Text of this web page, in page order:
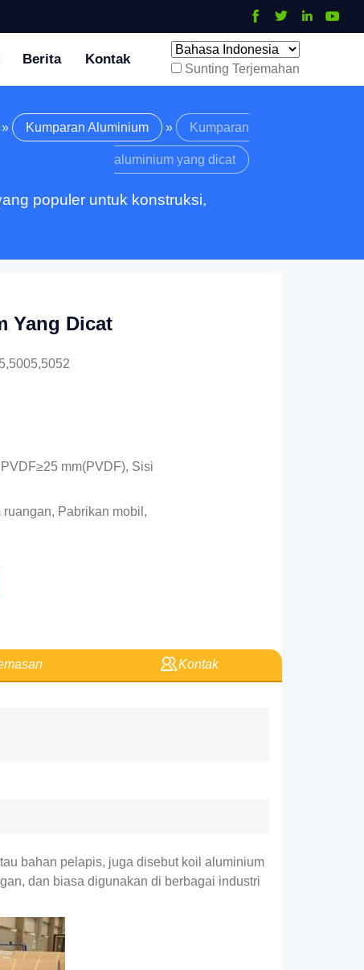
Berita Kontak
Sunting Terjemahan
» Kumparan Aluminium » Kumparan
aluminium yang dicat
populer untuk konstruksi,
Yang Dicat
mm(PVDF), Sisi
Pabrikan mobil,
Kontak
bahan pelapis, juga disebut koil aluminium
dan biasa digunakan di berbagai industri